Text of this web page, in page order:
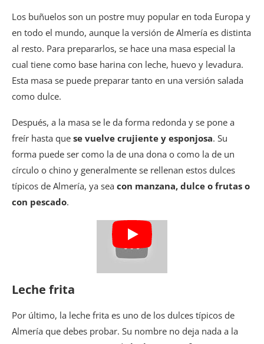
Los buñuelos son un postre muy popular en toda Europa y
en todo el mundo, aunque la versión de Almería es distinta
al resto. Para prepararlos, se hace una masa especial la
cual tiene como base harina con leche, huevo y levadura.
Esta masa se puede preparar tanto en una versión salada
como dulce.
Después, a la masa se le da forma redonda y se pone a
freír hasta que se vuelve crujiente y esponjosa. Su
forma puede ser como la de una dona o como la de un
círculo o chino y generalmente se rellenan estos dulces
típicos de Almería, ya sea con manzana, dulce o frutas o
con pescado.
Leche frita
Por último, la leche frita es uno de los dulces típicos de
Almería que debes probar. Su nombre no deja nada a la